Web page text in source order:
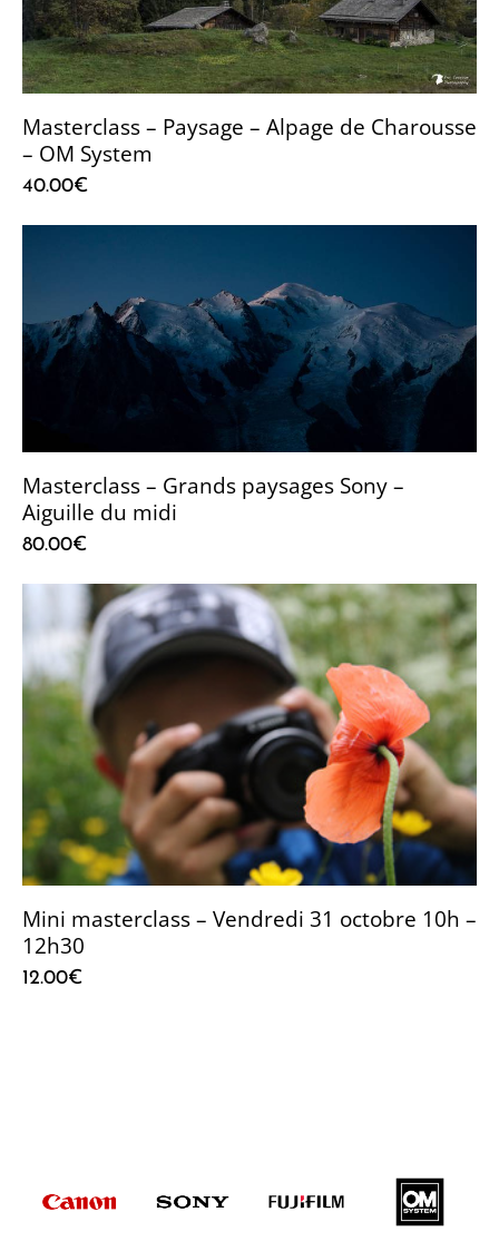
Masterclass – Paysage – Alpage de Charousse
– OM System
40.00€
Masterclass – Grands paysages Sony –
Aiguille du midi
80.00€
Mini masterclass – Vendredi 31 octobre 10h –
12h30
12.00€